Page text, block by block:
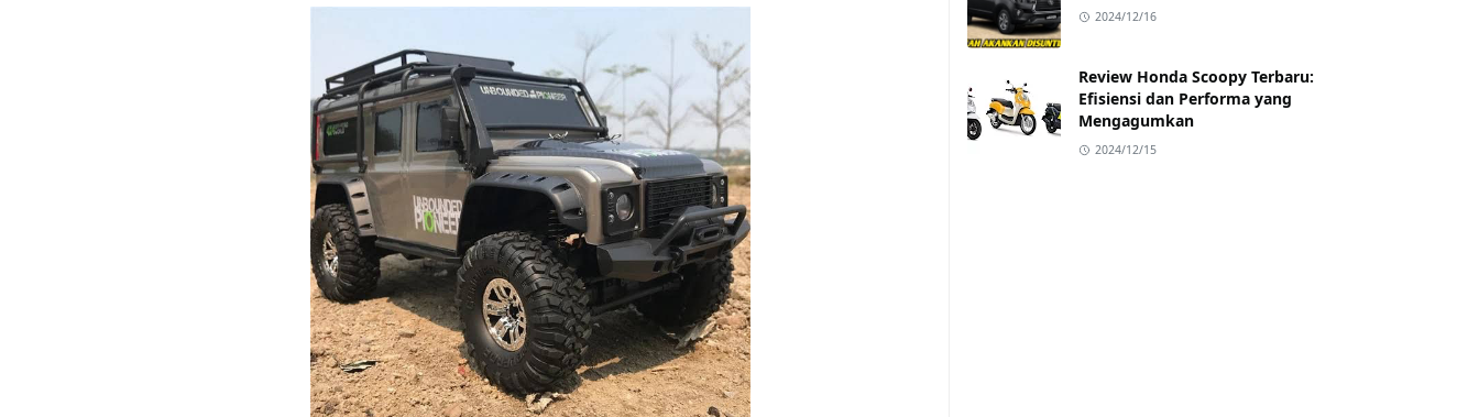
2024/12/16
Review Honda Scoopy Terbaru:
Efisiensi dan Performa yang
Mengagumkan
2024/12/15